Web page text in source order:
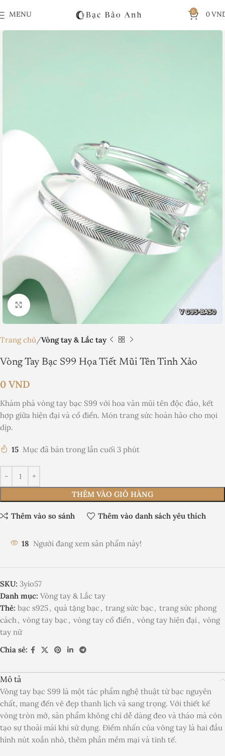
MENU
0
0
Nhấp để phóng to
Trang chủ Vòng tay & Lắc tay
Vòng Tay Bạc S99 Họa Tiết Mũi Tên Tinh Xảo
0 VND
Khám phá vòng tay bạc S99 với hoa văn mũi tên độc đáo, kết
hợp giữa hiện đại và cổ điển. Món trang sức hoàn hảo cho mọi
dịp.
15 Mục đã bán trong lần cuối 3 phút
THÊM VÀO GIỎ HÀNG
Thêm vào so sánh Thêm vào danh sách yêu thích
18 Người đang xem sản phẩm này!
SKU: 3yio57
Danh mục: Vòng tay & Lắc tay
Thẻ: bạc s925, quà tặng bạc, trang sức bạc, trang sức phong
cách, vòng tay bạc, vòng tay cổ điển, vòng tay hiện đại, vòng
tay nữ
Chia sẻ:
Mô tả
Vòng tay bạc S99 là một tác phẩm nghệ thuật từ bạc nguyên
chất, mang đến vẻ đẹp thanh lịch và sang trọng. Với thiết kế
vòng tròn mở, sản phẩm không chỉ dễ dàng đeo và tháo mà còn
tạo sự thoải mái khi sử dụng. Điểm nhấn của vòng tay là hai đầu
hình nút xoắn nhỏ, thêm phần mềm mại và tinh tế.